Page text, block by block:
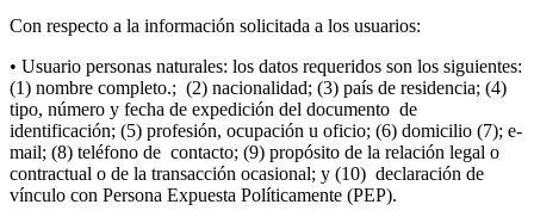
Con respecto a la información solicitada a los usuarios:
• Usuario personas naturales: los datos requeridos son los siguientes:
(1) nombre completo.; (2) nacionalidad; (3) país de residencia; (4)
tipo, número y fecha de expedición del documento de
identificación; (5) profesión, ocupación u oficio; (6) domicilio (7); e-
mail; (8) teléfono de contacto; (9) propósito de la relación legal o
contractual o de la transacción ocasional; y (10) declaración de
vínculo con Persona Expuesta Políticamente (PEP).